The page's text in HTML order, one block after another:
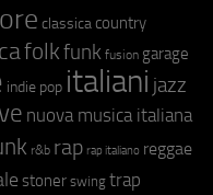
classica country
folkfunk fusion garage
indie pop italiani jazz
nuova musica italiana
r&b rap rap italiano reggae
stoner swing trap